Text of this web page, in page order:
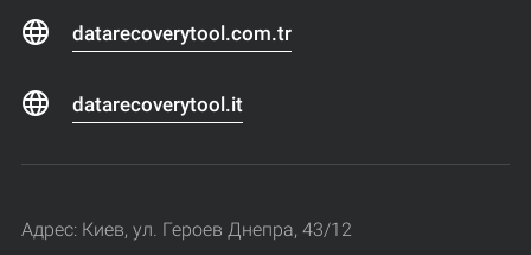
datarecoverytool.com.tr
datarecoverytool.it
Адрес: Киев, ул. Героев Днепра, 43/12